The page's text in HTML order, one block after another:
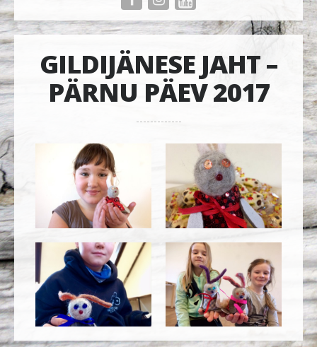
GILDIJÄNESE JAHT –
PÄRNU PÄEV 2017